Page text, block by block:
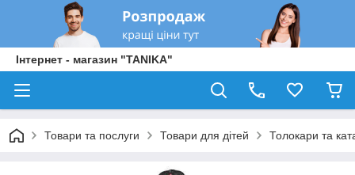
Інтернет - магазин "TANIKA"
Товари та послуги Товари для дітей Толокари та